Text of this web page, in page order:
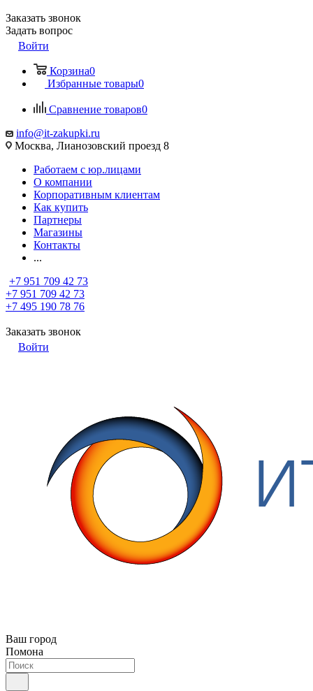
Заказать звонок
Задать вопрос
Войти
Корзина0
Избранные товары0
Сравнение товаров0
info@it-zakupki.ru
Москва, Лианозовский проезд 8
Работаем с юр.лицами
О компании
Корпоративным клиентам
Как купить
Партнеры
Магазины
Контакты
...
+7 951 709 42 73
+7 951 709 42 73
+7 495 190 78 76
Заказать звонок
Войти
Ваш город
Помона